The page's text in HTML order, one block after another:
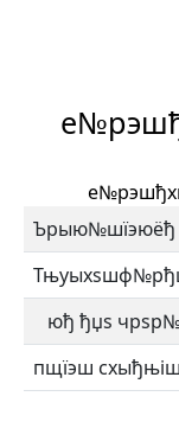
Ърыю№шїэюёђ
юђ ђџѕ
пщїэш